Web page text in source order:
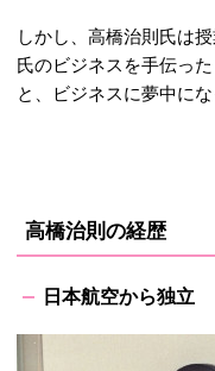
しかし、高橋治則氏は
氏のビジネスを手伝っ
と、ビジネスに夢中にな
高橋治則の経歴
日本航空から独立